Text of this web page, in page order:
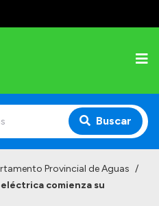
Buscar
Provincial de Aguas /
comienza su